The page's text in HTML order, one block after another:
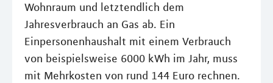
Wohnraum und letztendlich dem
Jahresverbrauch an Gas ab. Ein
Einpersonenhaushalt mit einem Verbrauch
von beispielsweise 6000 kWh im Jahr, muss
mit Mehrkosten von rund 144 Euro rechnen.